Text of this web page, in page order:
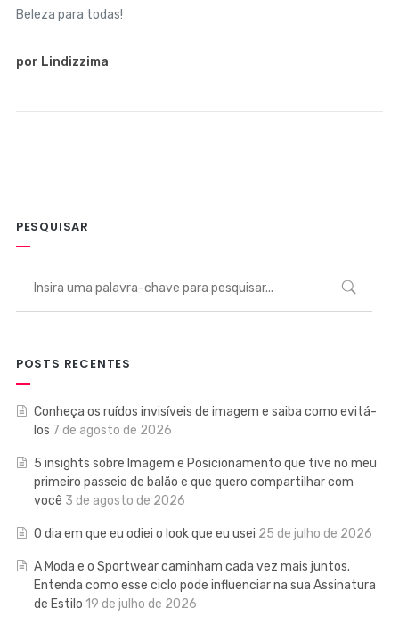
Beleza para todas!
por Lindizzima
PESQUISAR
POSTS RECENTES
Conheça os ruídos invisíveis de imagem e saiba como evitá-
los 7 de agosto de 2026
5 insights sobre Imagem e Posicionamento que tive no meu
primeiro passeio de balão e que quero compartilhar com
você 3 de agosto de 2026
O dia em que eu odiei o look que eu usei 25 de julho de 2026
A Moda e o Sportwear caminham cada vez mais juntos.
Entenda como esse ciclo pode influenciar na sua Assinatura
de Estilo 19 de julho de 2026